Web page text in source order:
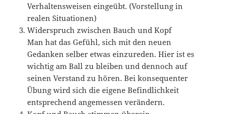
Verhaltensweisen eingeübt. (Vorstellung in
realen Situationen)
Widerspruch zwischen Bauch und Kopf
Man hat das Gefühl, sich mit den neuen
Gedanken selber etwas einzureden. Hier ist es
wichtig am Ball zu bleiben und dennoch auf
seinen Verstand zu hören. Bei konsequenter
Übung wird sich die eigene Befindlichkeit
entsprechend angemessen verändern.